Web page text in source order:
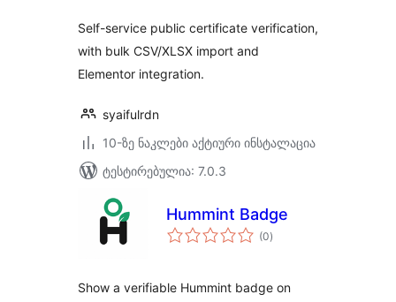
Self-service public certificate verification,
with bulk CSV/XLSX import and
Elementor integration.
syaifulrdn
10-ზე ნაკლები აქტიური ინსტალაცია
ტესტირებულია: 7.0.3
Hummint Badge
(0საერთო
რეიტინგი
)
Show a verifiable Hummint badge on